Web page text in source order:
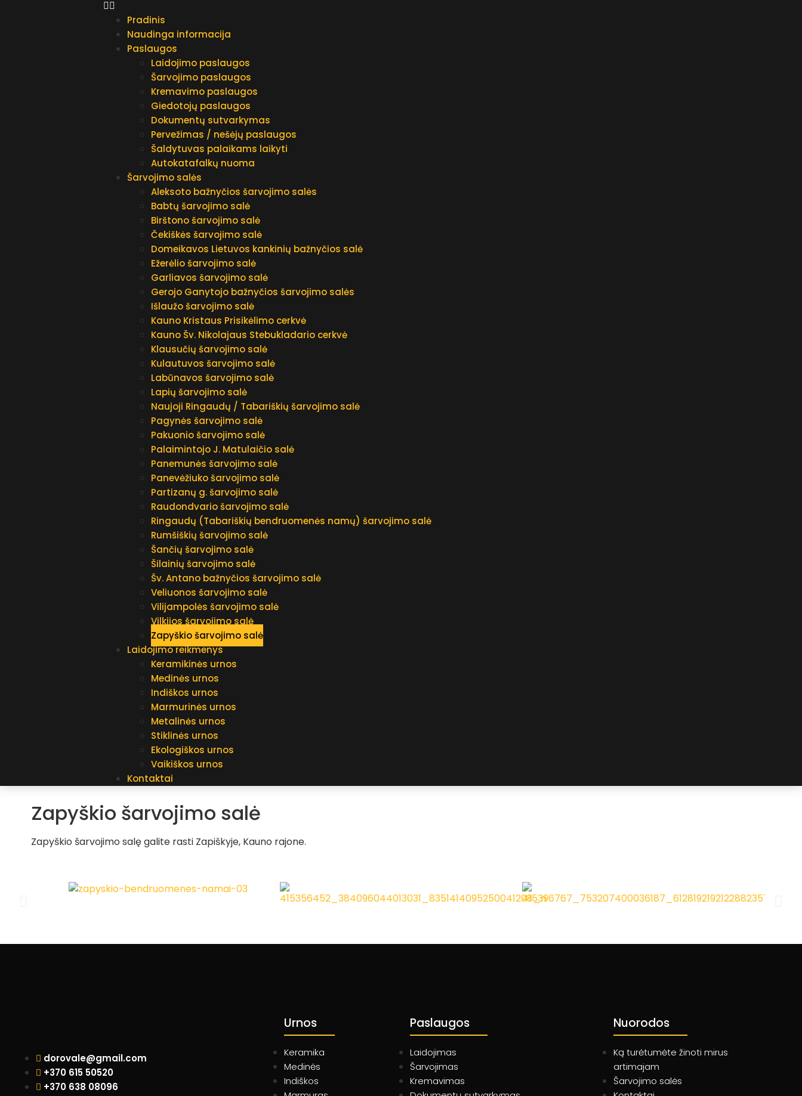
Pradinis
Naudinga informacija
Paslaugos
Laidojimo paslaugos
Šarvojimo paslaugos
Kremavimo paslaugos
Giedotojų paslaugos
Dokumentų sutvarkymas
Pervežimas / nešėjų paslaugos
Šaldytuvas palaikams laikyti
Autokatafalkų nuoma
Šarvojimo salės
Aleksoto bažnyčios šarvojimo salės
Babtų šarvojimo salė
Birštono šarvojimo salė
Čekiškės šarvojimo salė
Domeikavos Lietuvos kankinių bažnyčios salė
Ežerėlio šarvojimo salė
Garliavos šarvojimo salė
Gerojo Ganytojo bažnyčios šarvojimo salės
Išlaužo šarvojimo salė
Kauno Kristaus Prisikėlimo cerkvė
Kauno Šv. Nikolajaus Stebukladario cerkvė
Klausučių šarvojimo salė
Kulautuvos šarvojimo salė
Labūnavos šarvojimo salė
Lapių šarvojimo salė
Naujoji Ringaudų / Tabariškių šarvojimo salė
Pagynės šarvojimo salė
Pakuonio šarvojimo salė
Palaimintojo J. Matulaičio salė
Panemunės šarvojimo salė
Panevėžiuko šarvojimo salė
Partizanų g. šarvojimo salė
Raudondvario šarvojimo salė
Ringaudų (Tabariškių bendruomenės namų) šarvojimo salė
Rumšiškių šarvojimo salė
Šančių šarvojimo salė
Šilainių šarvojimo salė
Šv. Antano bažnyčios šarvojimo salė
Veliuonos šarvojimo salė
Vilijampolės šarvojimo salė
Vilkijos šarvojimo salė
Zapyškio šarvojimo salė
Laidojimo reikmenys
Keramikinės urnos
Medinės urnos
Indiškos urnos
Marmurinės urnos
Metalinės urnos
Stiklinės urnos
Ekologiškos urnos
Vaikiškos urnos
Kontaktai
Zapyškio šarvojimo salė
Zapyškio šarvojimo salę galite rasti Zapiškyje, Kauno rajone.
dorovale@gmail.com
+370 615 50520
+370 638 08096
Urnos
Keramika
Medinės
Indiškos
Paslaugos
Laidojimas
Šarvojimas
Kremavimas
Nuorodos
Ką turėtumėte žinoti mirus
artimajam
Šarvojimo salės